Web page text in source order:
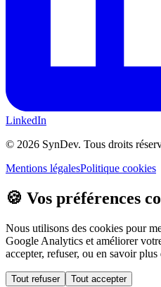
LinkedIn
© 2026 SynDev. Tous droits
Mentions légalesPolitique cookies
🍪 Vos préférences
Nous utilisons des cookies pour
Google Analytics et améliorer
accepter, refuser, ou en savoir plus
Tout refuser Tout accepter